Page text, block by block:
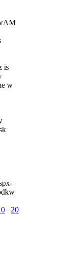
is
w
20